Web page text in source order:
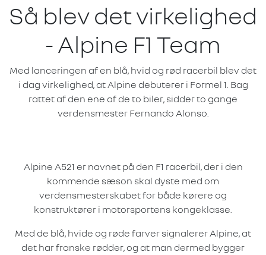
​Så blev det virkelighed
- Alpine F1 Team
Med lanceringen af en blå, hvid og rød racerbil blev det
i dag virkelighed, at Alpine debuterer i Formel 1. Bag
rattet af den ene af de to biler, sidder to gange
verdensmester Fernando Alonso.
Alpine A521 er navnet på den F1 racerbil, der i den
kommende sæson skal dyste med om
verdensmesterskabet for både kørere og
konstruktører i motorsportens kongeklasse.
Med de blå, hvide og røde farver signalerer Alpine, at
det har franske rødder, og at man dermed bygger